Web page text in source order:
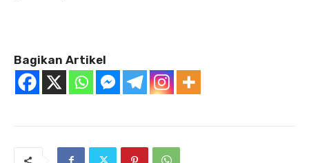
Bagikan Artikel